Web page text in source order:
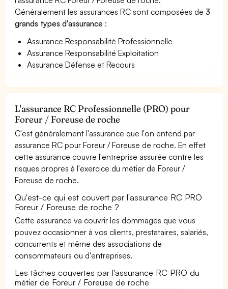
Généralement les assurances RC sont composées de3
grands types d'assurance :
Assurance Responsabilité Professionnelle
Assurance Responsabilité Exploitation
Assurance Défense et Recours
L'assurance RC Professionnelle (PRO) pour
Foreur / Foreuse de roche
C'est généralement l'assurance que l'on entend par
assurance RC pour Foreur / Foreuse de roche. En effet
cette assurance couvre l'entreprise assurée contre les
risques propres à l'exercice du métier de Foreur /
Foreuse de roche.
Qu'est-ce qui est couvert par l'assurance RC PRO
Foreur / Foreuse de roche ?
Cette assurance va couvrir les dommages que vous
pouvez occasionner à vos clients, prestataires, salariés,
concurrents et même des associations de
consommateurs ou d'entreprises.
Les tâches couvertes par l'assurance RC PRO du
métier de Foreur / Foreuse de roche